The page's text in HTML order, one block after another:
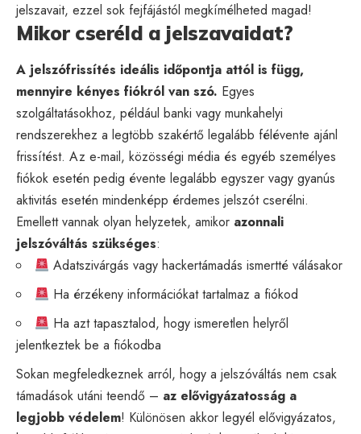
jelszavait, ezzel sok fejfájástól megkímélheted magad!
Mikor cseréld a jelszavaidat?
A jelszófrissítés ideális időpontja attól is függ,
mennyire kényes fiókról van szó. Egyes
szolgáltatásokhoz, például banki vagy munkahelyi
rendszerekhez a legtöbb szakértő legalább félévente ajánl
frissítést. Az e-mail, közösségi média és egyéb személyes
fiókok esetén pedig évente legalább egyszer vagy gyanús
aktivitás esetén mindenképp érdemes jelszót cserélni.
Emellett vannak olyan helyzetek, amikor azonnali
jelszóváltás szükséges:
Adatszivárgás vagy hackertámadás ismertté válásakor
Ha érzékeny információkat tartalmaz a fiókod
Ha azt tapasztalod, hogy ismeretlen helyről
jelentkeztek be a fiókodba
Sokan megfeledkeznek arról, hogy a jelszóváltás nem csak
támadások utáni teendő – az elővigyázatosság a
legjobb védelem! Különösen akkor legyél elővigyázatos,